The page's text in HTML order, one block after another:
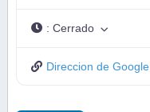
:Cerrado
Direccion de Google